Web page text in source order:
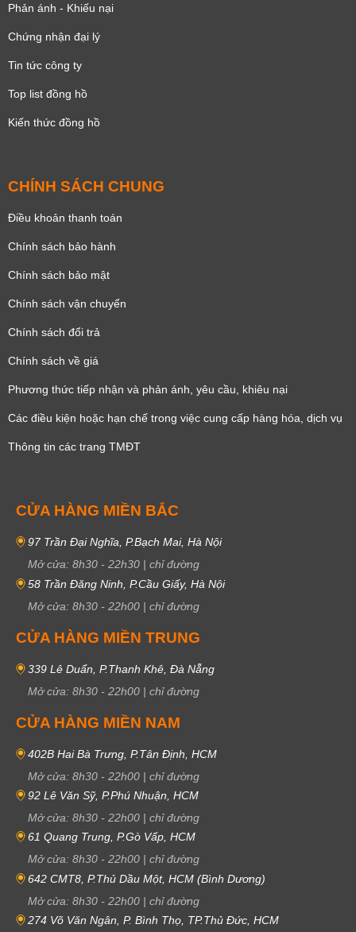
Đồng hồ bấm giờ
Dạ quang 3 mặt 6 kim
Tachymeter Giờ, phút
Lịch tháng
Lịch Năm
Phản ánh - Khiếu nại
Chứng nhận đại lý
Tin tức công ty
Top list đồng hồ
Kiến thức đồng hồ
CHÍNH SÁCH CHUNG
Điều khoản thanh toán
Chính sách bảo hành
Chính sách bảo mật
Chính sách vận chuyển
Chính sách đổi trả
Chính sách về giá
Phương thức tiếp nhận và phản ánh, yêu cầu, khiêu nại
Các điều kiện hoặc hạn chế trong việc cung cấp hàng hóa, dịch vụ
Thông tin các trang TMĐT
CỬA HÀNG MIỀN BẮC
97 Trần Đại Nghĩa, P.Bạch Mai, Hà Nội
Mở cửa: 8h30 - 22h30 | chỉ đường
58 Trần Đăng Ninh, P.Cầu Giấy, Hà Nội
Mở cửa: 8h30 - 22h00 | chỉ đường
CỬA HÀNG MIỀN TRUNG
339 Lê Duẩn, P.Thanh Khê, Đà Nẵng
Mở cửa: 8h30 - 22h00 | chỉ đường
CỬA HÀNG MIỀN NAM
402B Hai Bà Trưng, P.Tân Định, HCM
Mở cửa: 8h30 - 22h00 | chỉ đường
92 Lê Văn Sỹ, P.Phú Nhuận, HCM
Mở cửa: 8h30 - 22h00 | chỉ đường
61 Quang Trung, P.Gò Vấp, HCM
Mở cửa: 8h30 - 22h00 | chỉ đường
642 CMT8, P.Thủ Dầu Một, HCM (Bình Dương)
Mở cửa: 8h30 - 22h00 | chỉ đường
274 Võ Văn Ngân, P. Bình Thọ, TP.Thủ Đức, HCM